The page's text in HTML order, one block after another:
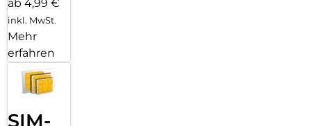
ab 4,99 €
inkl. MwSt.
Mehr
erfahren
SIM-